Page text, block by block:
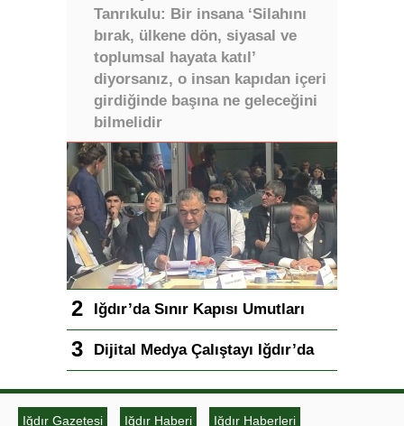
Tanrıkulu: Bir insana ‘Silahını
bırak, ülkene dön, siyasal ve
toplumsal hayata katıl’
diyorsanız, o insan kapıdan içeri
girdiğinde başına ne geleceğini
bilmelidir
Iğdır’da Sınır Kapısı Umutları
Dijital Medya Çalıştayı Iğdır’da
Iğdır Gazetesi Iğdır Haberi Iğdır Haberleri